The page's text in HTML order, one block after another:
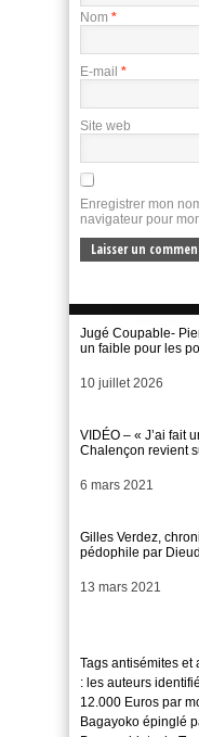
Nom *
E-mail *
Site web
Enregistrer mon
navigateur pour
Jugé Coupable-
un faible pour les
Date
10 juillet 2026
VIDÉO – « J’ai fait
Chalençon revient
Date
6 mars 2021
Gilles Verdez,
pédophile par
Date
13 mars 2021
Tags antisémites et
: les auteurs
12.000 Euros par
Bagayoko épinglé